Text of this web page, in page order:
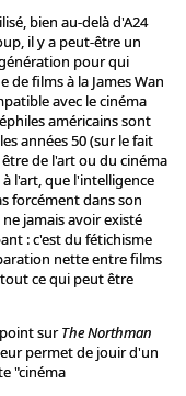
bien au-delà d'A24
il y a peut-être un
pour qui
films à la James Wan
avec le cinéma
américains sont
années 50 (sur le fait
de l'art ou du cinéma
l'art, que l'intelligence
forcément dans son
jamais avoir existé
: c'est du fétichisme
nette entre films
ce qui peut être
surThe Northman
permet de jouir d'un
"cinéma